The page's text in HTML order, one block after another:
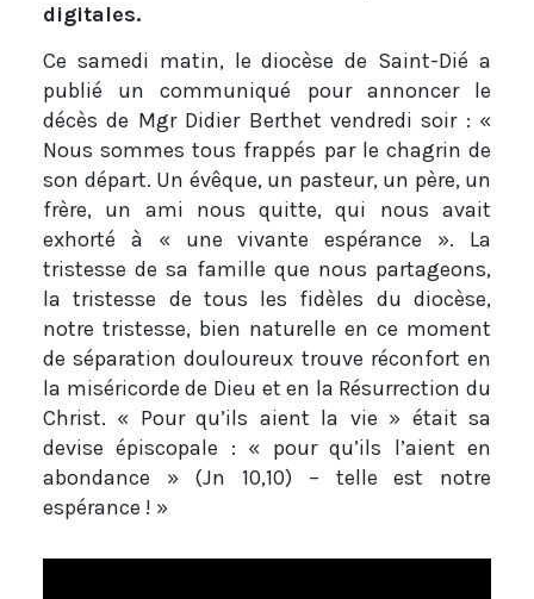
digitales.
Ce samedi matin, le diocèse de Saint-Dié a
publié un communiqué pour annoncer le
décès de Mgr Didier Berthet vendredi soir : «
Nous sommes tous frappés par le chagrin de
son départ. Un évêque, un pasteur, un père, un
frère, un ami nous quitte, qui nous avait
exhorté à « une vivante espérance ». La
tristesse de sa famille que nous partageons,
la tristesse de tous les fidèles du diocèse,
notre tristesse, bien naturelle en ce moment
de séparation douloureux trouve réconfort en
la miséricorde de Dieu et en la Résurrection du
Christ. « Pour qu’ils aient la vie » était sa
devise épiscopale : « pour qu’ils l’aient en
abondance » (Jn 10,10) – telle est notre
espérance ! »